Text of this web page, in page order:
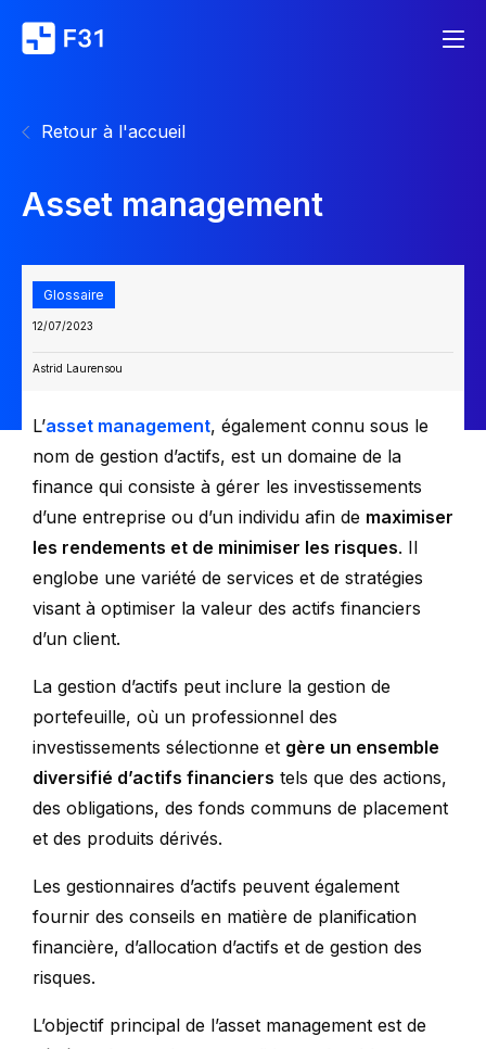
Retour à l'accueil
Asset management
Glossaire
12/07/2023
Astrid Laurensou
L’asset management, également connu sous le
nom de gestion d’actifs, est un domaine de la
finance qui consiste à gérer les investissements
d’une entreprise ou d’un individu afin de maximiser
les rendements et de minimiser les risques. Il
englobe une variété de services et de stratégies
visant à optimiser la valeur des actifs financiers
d’un client.
La gestion d’actifs peut inclure la gestion de
portefeuille, où un professionnel des
investissements sélectionne et gère un ensemble
diversifié d’actifs financiers tels que des actions,
des obligations, des fonds communs de placement
et des produits dérivés.
Les gestionnaires d’actifs peuvent également
fournir des conseils en matière de planification
financière, d’allocation d’actifs et de gestion des
risques.
L’objectif principal de l’asset management est de